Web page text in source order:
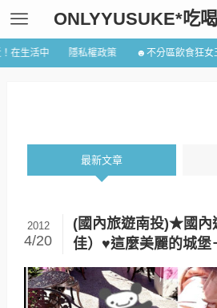
ONLYYUSUKE*吃
在生活中 隱私權政策 ☻不分區飲食狂女
最新文章
(國內旅遊南投)★國內
佳）♥這麼美麗的城堡
2012
4/20